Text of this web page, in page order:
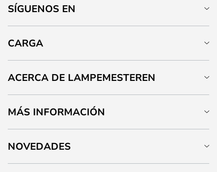
SÍGUENOS EN
CARGA
ACERCA DE LAMPEMESTEREN
MÁS INFORMACIÓN
NOVEDADES